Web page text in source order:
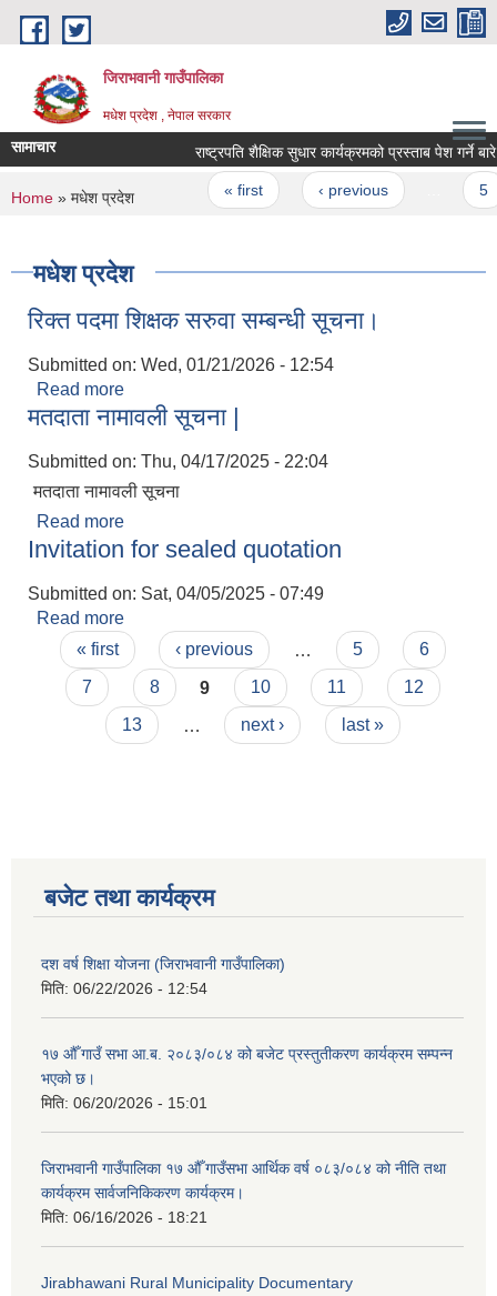
Skip to main content
जिराभवानी गाउँपालिका
मधेश प्रदेश , नेपाल सरकार
सामाचार राष्ट्रपति शैक्षिक सुधार कार्यक्रमको प्रस्ताब पेश गर्ने बारे
Pages
« first ‹ previous
You are here
Home » मधेश प्रदेश
मधेश प्रदेश
रिक्त पदमा शिक्षक सरुवा सम्बन्धी सूचना।
Submitted on: Wed, 01/21/2026 - 12:54
Read more
मतदाता नामावली सूचना |
Submitted on: Thu, 04/17/2025 - 22:04
मतदाता नामावली सूचना
Read more
Invitation for sealed quotation
Submitted on: Sat, 04/05/2025 - 07:49
Read more
Pages
« first ‹ previous 5
6
7
8 9 10 11
12
13
next › last »
बजेट तथा कार्यक्रम
दश वर्ष शिक्षा योजना (जिराभवानी गाउँपालिका)
मिति: 06/22/2026 - 12:54
१७ औँ गाउँ सभा आ.ब. २०८३/०८४ को बजेट प्रस्तुतीकरण कार्यक्रम सम्पन्न
भएको छ।
मिति: 06/20/2026 - 15:01
जिराभवानी गाउँपालिका १७ औँ गाउँसभा आर्थिक वर्ष ०८३/०८४ को नीति तथा
कार्यक्रम सार्वजनिकिकरण कार्यक्रम।
मिति: 06/16/2026 - 18:21
Jirabhawani Rural Municipality Documentary